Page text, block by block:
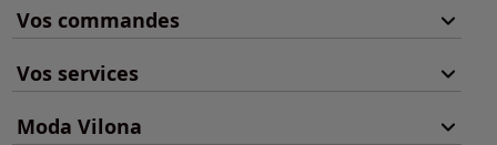
Vos commandes
Vos services
Moda Vilona